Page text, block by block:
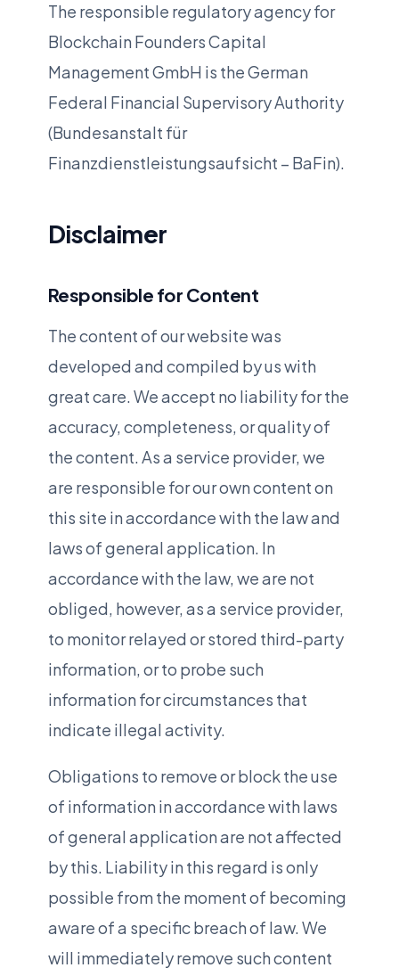
The responsible regulatory agency for
Blockchain Founders Capital
Management GmbH is the German
Federal Financial Supervisory Authority
(Bundesanstalt für
Finanzdienstleistungsaufsicht – BaFin).
Disclaimer
Responsible for Content
The content of our website was
developed and compiled by us with
great care. We accept no liability for the
accuracy, completeness, or quality of
the content. As a service provider, we
are responsible for our own content on
this site in accordance with the law and
laws of general application. In
accordance with the law, we are not
obliged, however, as a service provider,
to monitor relayed or stored third-party
information, or to probe such
information for circumstances that
indicate illegal activity.
Obligations to remove or block the use
of information in accordance with laws
of general application are not affected
by this. Liability in this regard is only
possible from the moment of becoming
aware of a specific breach of law. We
will immediately remove such content